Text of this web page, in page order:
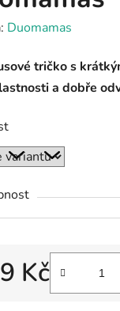
Duomamas
tričko s
a dobře
Kč